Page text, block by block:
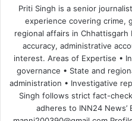
Priti Singh is a senior
experience covering crime,
regional affairs in
accuracy, administrative
interest. Areas of Expertise •
governance • State and
administration • Investigative
Singh follows strict fact-
adheres to INN24 News’